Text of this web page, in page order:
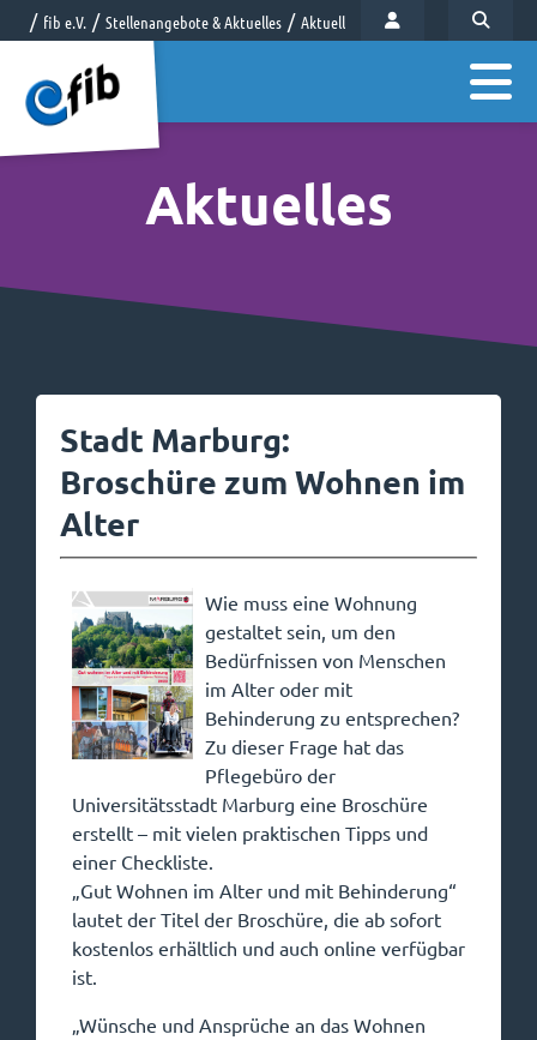
fib e.V. Stellenangebote & Aktuelles Aktuelles
Aktuelles
Stadt Marburg:
Broschüre zum Wohnen im
Alter
Wie muss eine Wohnung
gestaltet sein, um den
Bedürfnissen von Menschen
im Alter oder mit
Behinderung zu entsprechen?
Zu dieser Frage hat das
Pflegebüro der
Universitätsstadt Marburg eine Broschüre
erstellt – mit vielen praktischen Tipps und
einer Checkliste.
„Gut Wohnen im Alter und mit Behinderung“
lautet der Titel der Broschüre, die ab sofort
kostenlos erhältlich und auch online verfügbar
ist.
„Wünsche und Ansprüche an das Wohnen